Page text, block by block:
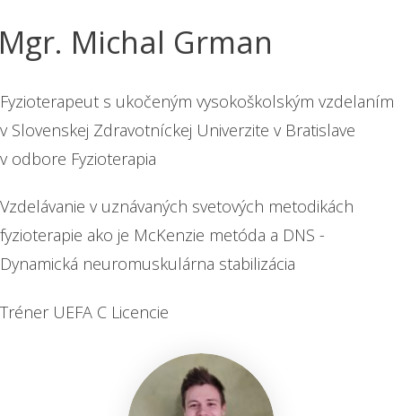
Michal Grman
Fyzioterapeut s ukočeným vysokoškolským vzdelaním
v Slovenskej Zdravotníckej Univerzite v Bratislave
v odbore Fyzioterapia
Vzdelávanie v uznávaných svetových metodikách
fyzioterapie ako je McKenzie metóda a DNS -
Dynamická neuromuskulárna stabilizácia
Tréner UEFA C Licencie